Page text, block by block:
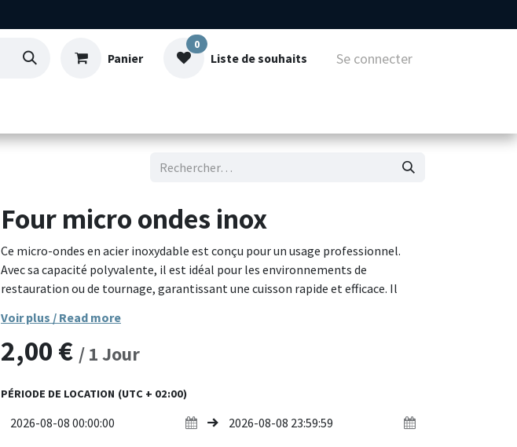
Panier
0
Liste de souhaits Se connecter
Four micro ondes inox
Ce micro-ondes en acier inoxydable est conçu pour un usage professionnel.
Avec sa capacité polyvalente, il est idéal pour les environnements de
restauration ou de tournage, garantissant une cuisson rapide et efficace. Il
et décongélation, ainsi que des commandes numériques claires pour une
utilisation simple. Son design moderne s'intègre facilement dans divers
espaces professionnels.
Matériaux : Acier inoxydable
Capacités : Fonction grill, décongélation, cuisson combinée
Voir plus / Read more
2,00€ /1Jour
PÉRIODE DE LOCATION (UTC + 02:00)